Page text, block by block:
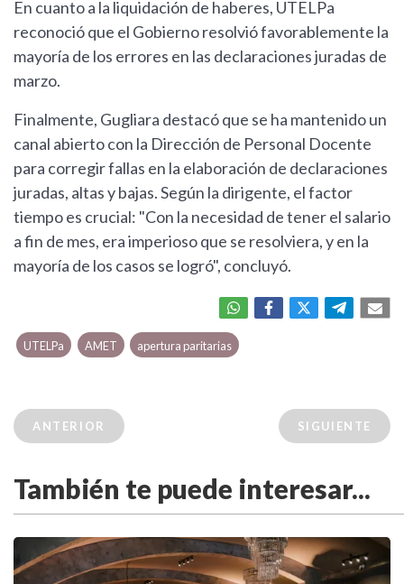
En cuanto a la liquidación de haberes, UTELPa
reconoció que el Gobierno resolvió favorablemente la
mayoría de los errores en las declaraciones juradas de
marzo.
Finalmente, Gugliara destacó que se ha mantenido un
canal abierto con la Dirección de Personal Docente
para corregir fallas en la elaboración de declaraciones
juradas, altas y bajas. Según la dirigente, el factor
tiempo es crucial: "Con la necesidad de tener el salario
a fin de mes, era imperioso que se resolviera, y en la
mayoría de los casos se logró", concluyó.
UTELPa AMET apertura paritarias
ANTERIOR SIGUIENTE
También te puede interesar...